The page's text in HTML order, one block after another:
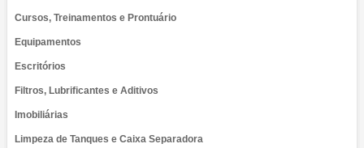
Cursos, Treinamentos e Prontuário
Equipamentos
Escritórios
Filtros, Lubrificantes e Aditivos
Imobiliárias
Limpeza de Tanques e Caixa Separadora